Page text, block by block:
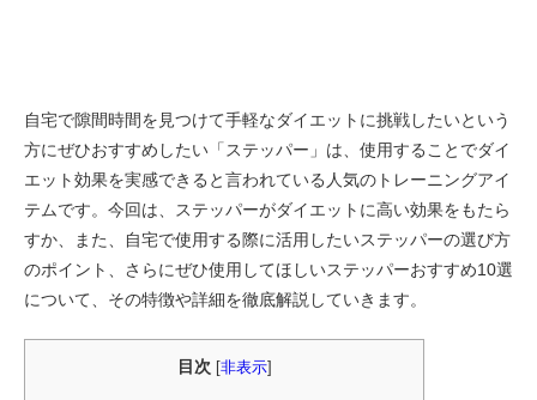
自宅で隙間時間を見つけて手軽なダイエットに挑戦したいという
方にぜひおすすめしたい「ステッパー」は、使用することでダイ
エット効果を実感できると言われている人気のトレーニングアイ
テムです。今回は、ステッパーがダイエットに高い効果をもたら
すか、また、自宅で使用する際に活用したいステッパーの選び方
のポイント、さらにぜひ使用してほしいステッパーおすすめ10選
について、その特徴や詳細を徹底解説していきます。
目次 非表示]